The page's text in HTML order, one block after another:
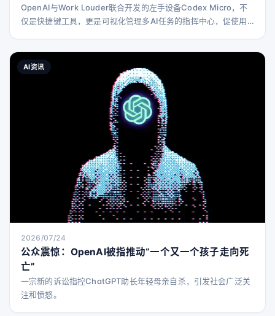
OpenAI与Work Louder联合开发的左手设备Codex Micro，不
仅是快捷键工具，更是可视化管理多AI任务的指挥中心，促使用
AI资讯
2026/07/24
公众震惊：OpenAI被指推动“一个又一个孩子走向死
亡”
一宗新的诉讼指控ChatGPT助长年轻母亲自杀，引发社会广泛关
注和愤怒。